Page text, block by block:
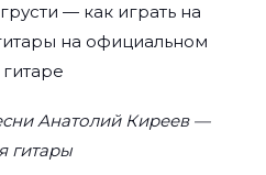
— как играть на
на официальном
Анатолий Киреев —
гитары